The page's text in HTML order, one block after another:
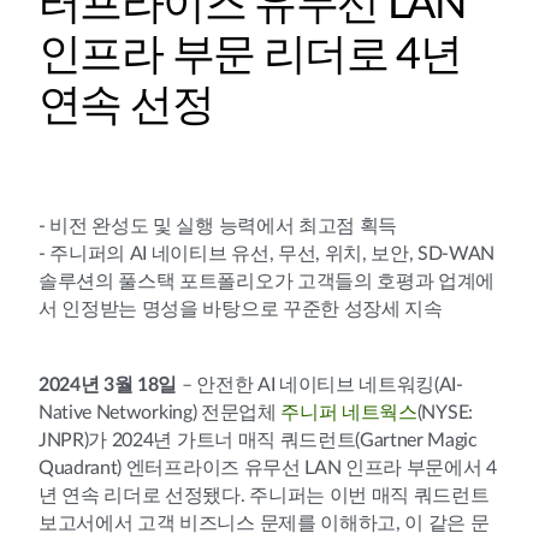
인프라 부문 리더로 4년
연속 선정
- 비전 완성도 및 실행 능력에서 최고점 획득
- 주니퍼의 AI 네이티브 유선, 무선, 위치, 보안, SD-WAN
솔루션의 풀스택 포트폴리오가 고객들의 호평과 업계에
서 인정받는 명성을 바탕으로 꾸준한 성장세 지속
2024년 3월 18일 – 안전한 AI 네이티브 네트워킹(AI-
Native Networking) 전문업체 주니퍼 네트웍스(NYSE:
JNPR)가 2024년 가트너 매직 쿼드런트(Gartner Magic
Quadrant) 엔터프라이즈 유무선 LAN 인프라 부문에서 4
년 연속 리더로 선정됐다. 주니퍼는 이번 매직 쿼드런트
보고서에서 고객 비즈니스 문제를 이해하고, 이 같은 문